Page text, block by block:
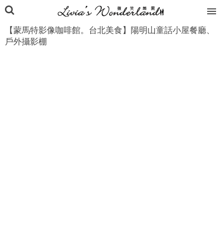
【蒙馬特影像咖啡館。台北美食】陽明山童話小屋餐廳、
戶外攝影棚